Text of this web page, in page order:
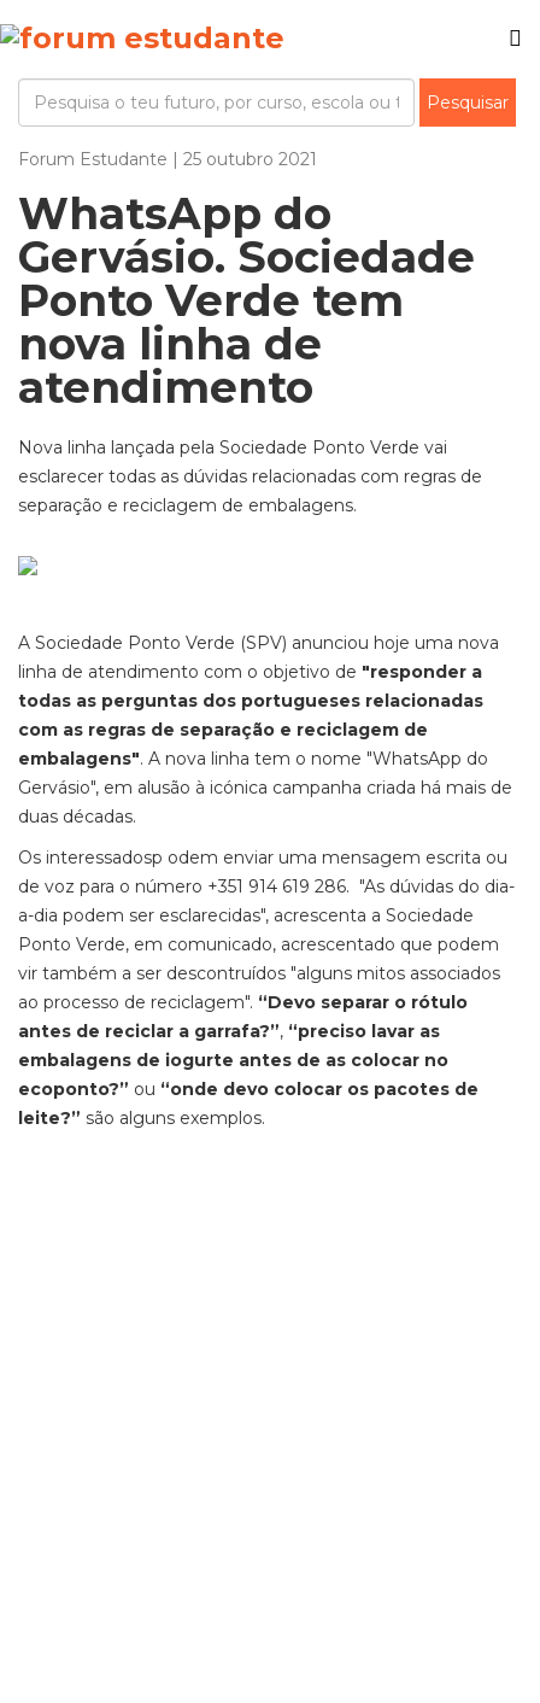
Forum Estudante | 25 outubro 2021
WhatsApp do
Gervásio. Sociedade
Ponto Verde tem
nova linha de
atendimento
Nova linha lançada pela Sociedade Ponto Verde vai
esclarecer todas as dúvidas relacionadas com regras de
separação e reciclagem de embalagens.
A Sociedade Ponto Verde (SPV) anunciou hoje uma nova
linha de atendimento com o objetivo de "responder a
todas as perguntas dos portugueses relacionadas
com as regras de separação e reciclagem de
embalagens". A nova linha tem o nome "WhatsApp do
Gervásio", em alusão à icónica campanha criada há mais de
duas décadas.
Os interessadosp odem enviar uma mensagem escrita ou
de voz para o número +351 914 619 286. "As dúvidas do dia-
a-dia podem ser esclarecidas", acrescenta a Sociedade
Ponto Verde, em comunicado, acrescentado que podem
vir também a ser descontruídos "alguns mitos associados
ao processo de reciclagem". “Devo separar o rótulo
antes de reciclar a garrafa?”, “preciso lavar as
embalagens de iogurte antes de as colocar no
ecoponto?” ou “onde devo colocar os pacotes de
leite?” são alguns exemplos.